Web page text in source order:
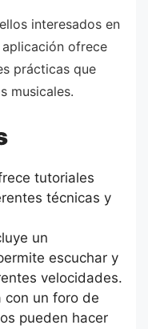
interesados en
ofrece
prácticas que
musicales.
tutoriales
técnicas y
un
escuchar y
velocidades.
con un foro de
pueden hacer